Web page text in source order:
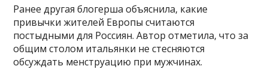
Ранее другая блогерша объяснила, какие
привычки жителей Европы считаются
постыдными для Россиян. Автор отметила, что за
общим столом итальянки не стесняются
обсуждать менструацию при мужчинах.